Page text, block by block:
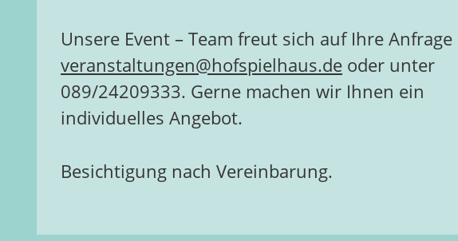
Unsere Event – Team freut sich auf Ihre
veranstaltungen@hofspielhaus.de oder unter
089/24209333. Gerne machen wir Ihnen ein
individuelles Angebot.
Besichtigung nach Vereinbarung.